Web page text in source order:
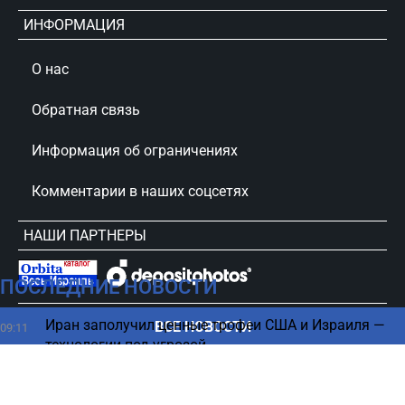
ПОСЛЕДНИЕ НОВОСТИ
09:11
Иран заполучил ценные трофеи США и Израиля —
технологии под угрозой
ВСЕ НОВОСТИ
ИНФОРМАЦИЯ
О нас
Обратная связь
Информация об ограничениях
Комментарии в наших соцсетях
НАШИ ПАРТНЕРЫ
сursorinfo.co.il © Все права защищены